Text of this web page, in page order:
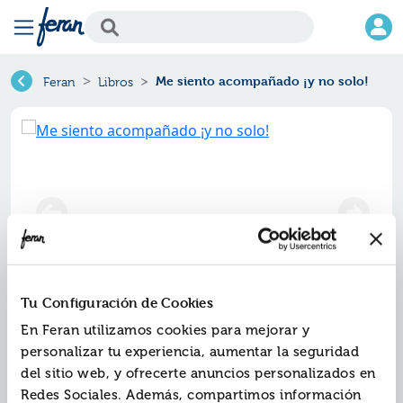
Tu Configuración de Cookies
En Feran utilizamos cookies para mejorar y
personalizar tu experiencia, aumentar la seguridad
del sitio web, y ofrecerte anuncios personalizados en
Redes Sociales. Además, compartimos información
Feran Libros Me siento acompañado ¡y no solo!
Me siento acompañado ¡y no
solo!
Ref.ZSU-0847620